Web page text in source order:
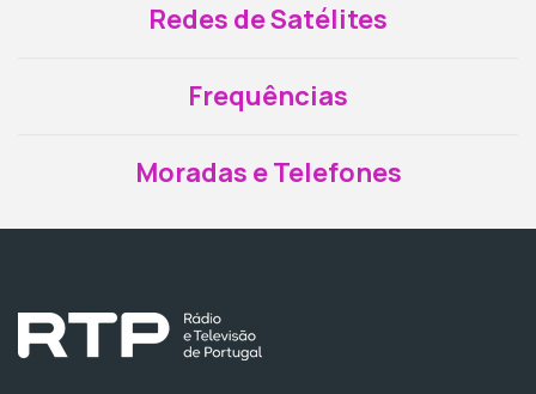
Redes de Satélites
Frequências
Moradas e Telefones